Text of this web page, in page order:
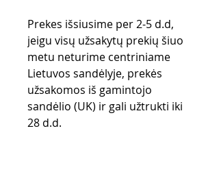
Prekes išsiusime per 2-5 d.d,
jeigu visų užsakytų prekių šiuo
metu neturime centriniame
Lietuvos sandėlyje, prekės
užsakomos iš gamintojo
sandėlio (UK) ir gali užtrukti iki
28 d.d.